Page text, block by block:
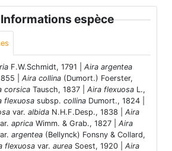
Informations espèce
F.W.Schmidt, 1791 | Aira argentea
| Aira collina (Dumort.) Foerster,
corsica Tausch, 1837 | Aira flexuosa L.,
flexuosa subsp. collina Dumort., 1824 |
var. albida N.H.F.Desp., 1838 | Aira
aprica Wimm. & Grab., 1827 | Aira
argentea (Bellynck) Fonsny & Collard,
flexuosa var. aurea Soest, 1920 | Aira